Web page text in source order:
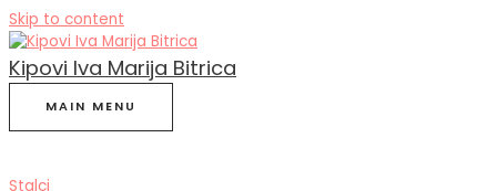
Skip to content
Kipovi Iva Marija Bitrica
MAIN MENU
Stalci